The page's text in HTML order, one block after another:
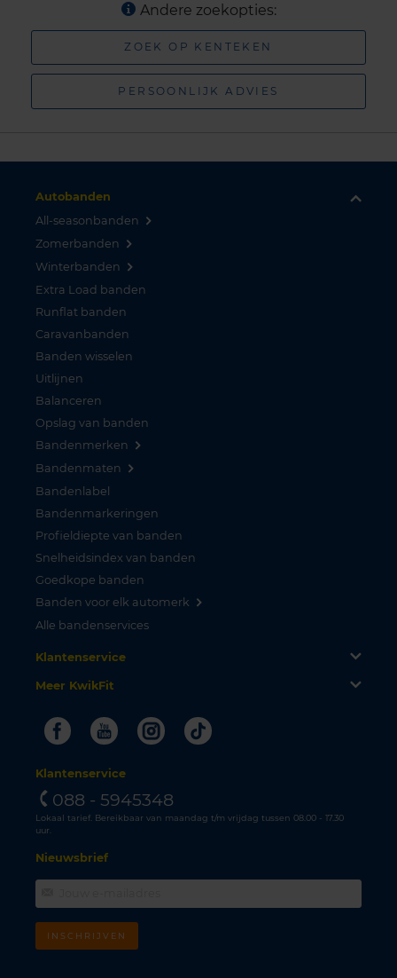
Andere zoekopties:
ZOEK OP KENTEKEN
PERSOONLIJK ADVIES
Autobanden
All-seasonbanden
Zomerbanden
Winterbanden
Extra Load banden
Runflat banden
Caravanbanden
Banden wisselen
Uitlijnen
Balanceren
Opslag van banden
Bandenmerken
Bandenmaten
Bandenlabel
Bandenmarkeringen
Profieldiepte van banden
Snelheidsindex van banden
Goedkope banden
Banden voor elk automerk
Alle bandenservices
Klantenservice
Meer KwikFit
FacebookYoutubeInstagram
Tiktok
Klantenservice
088 - 5945348
Lokaal tarief. Bereikbaar van maandag t/m vrijdag tussen 08.00 - 17.30
uur.
Nieuwsbrief
INSCHRIJVEN